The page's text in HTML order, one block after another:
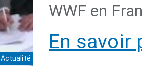
Actualité
WWF en
En savoir